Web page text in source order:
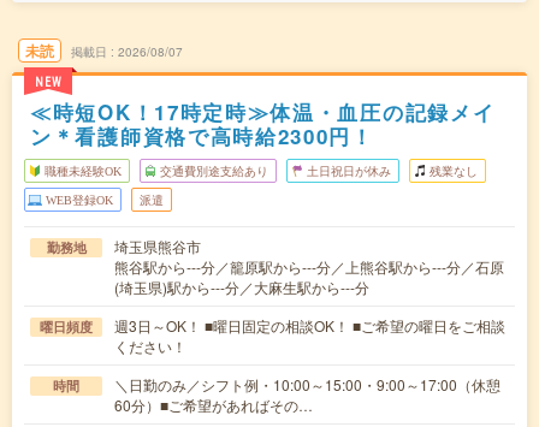
未読
NEW
掲載日 2026/08/07
≪時短OK！17時定時≫体温・血圧の記録メイ
ン＊看護師資格で高時給2300円！
職種未経験OK 交通費別途支給あり 土日祝日が休み 残業なし
WEB登録OK 派遣
勤務地
埼玉県熊谷市
熊谷駅から---分／籠原駅から---分／上熊谷駅から---分／石原
(埼玉県)駅から---分／大麻生駅から---分
曜日頻度
週3日～OK！ ■曜日固定の相談OK！ ■ご希望の曜日をご相談
ください！
時間
＼日勤のみ／シフト例・10:00～15:00・9:00～17:00（休憩
60分）■ご希望があればその…